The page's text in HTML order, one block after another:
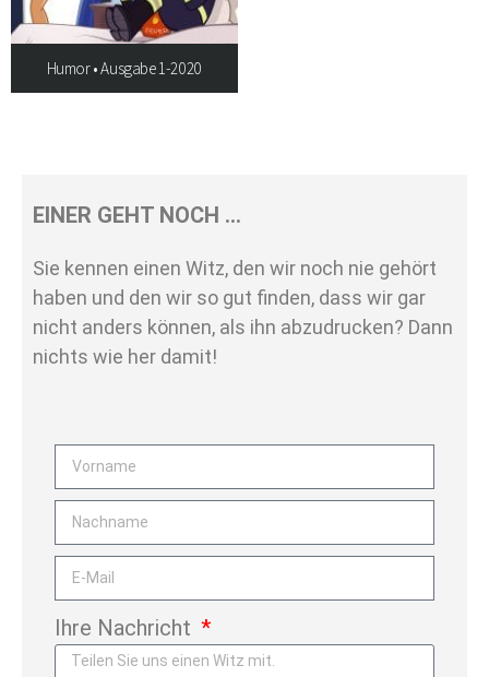
Humor • Ausgabe 1-2020
EINER GEHT NOCH …
Sie kennen einen Witz, den wir noch nie gehört
haben und den wir so gut finden, dass wir gar
nicht anders können, als ihn abzudrucken? Dann
nichts wie her damit!
Ihre Nachricht